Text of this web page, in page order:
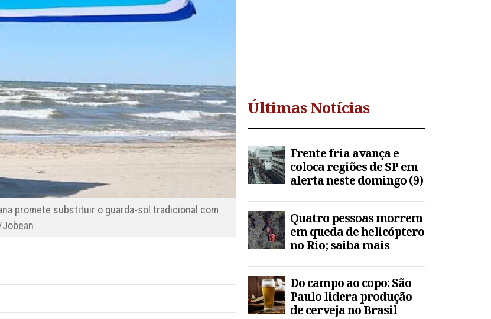
promete substituir o guarda-sol tradicional com
Últimas Notícias
Frente fria avança e
coloca regiões de SP em
alerta neste domingo (9)
Quatro pessoas morrem
em queda de helicóptero
no Rio; saiba mais
Do campo ao copo: São
Paulo lidera produção
de cerveja no Brasil